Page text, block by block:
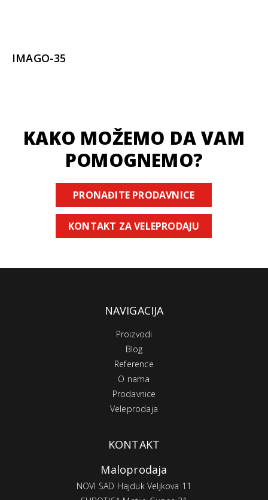
IMAGO-35
KAKO MOŽEMO DA VAM
POMOGNEMO?
PRONAĐITE PRODAVNICE
KONTAKT ZA VELEPRODAJU
NAVIGACIJA
Proizvodi
Blog
Reference
O nama
Prodavnice
Veleprodaja
KONTAKT
Maloprodaja
NOVI SAD Hajduk Veljkova 11